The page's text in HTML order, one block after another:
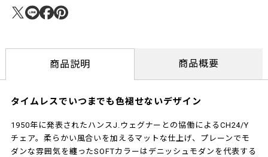
商品説明 商品概要
タイムレスでいつまでも色褪せないデザイン
1950年に発表されたハンスJ.ウェグナーとの協働によるCH24/Y
チェア。柔らかい風合いを加えるマットな仕上げ、プレーンでモ
ダンな雰囲気を纏ったSOFTカラーはデニッシュモダンを代表する